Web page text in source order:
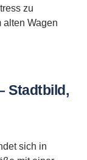
zu
alten Wagen
Stadtbild,
sich in